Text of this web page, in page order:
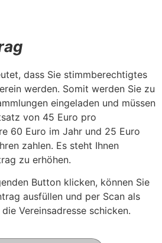
dass Sie stimmberechtigtes
werden. Somit werden Sie zu
eingeladen und müssen
von 45 Euro pro
60 Euro im Jahr und 25 Euro
zahlen. Es steht Ihnen
zu erhöhen.
Button klicken, können Sie
ausfüllen und per Scan als
Vereinsadresse schicken.